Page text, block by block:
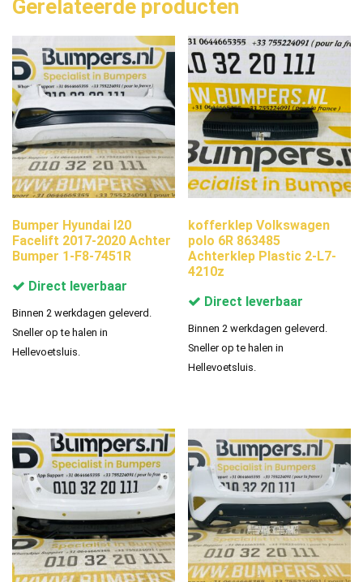
Gerelateerde producten
Bumper Hyundai I20
Facelift 2017-2020 Achter
Bumper 1-F8-7451R
Direct leverbaar
Binnen 2 werkdagen geleverd.
Sneller op te halen in
Hellevoetsluis.
kofferklep Volkswagen
polo 6R 863485
Achterklep Plastic 2-L7-
4210z
Direct leverbaar
Binnen 2 werkdagen geleverd.
Sneller op te halen in
Hellevoetsluis.